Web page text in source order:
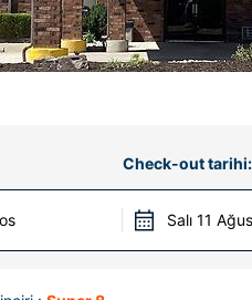
Check-out tarihi:
Salı 11